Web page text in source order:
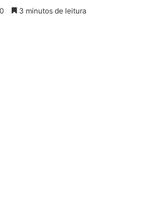
3 minutos de leitura